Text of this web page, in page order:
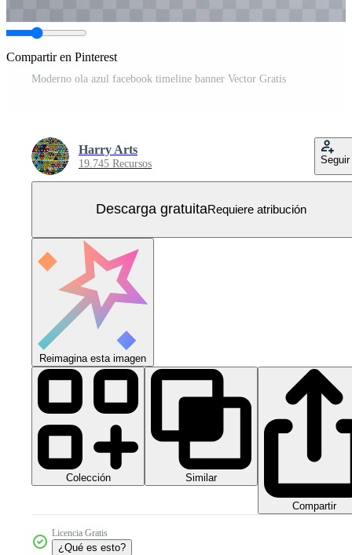
Compartir en Pinterest
Moderno ola azul facebook timeline banner Vector Gratis
Harry Arts
19.745 Recursos Seguir
Descarga gratuitaRequiere atribución
Reimagina esta imagen
Colección Similar
Compartir
Licencia Gratis
¿Qué es esto?